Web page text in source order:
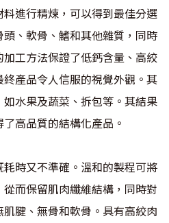
進行精煉，可以得到最佳分選
、軟骨、鰭和其他雜質，同時
工方法保證了低鈣含量、高絞
產品令人信服的視覺外觀。其
水果及蔬菜、拆包等。其結果
高品質的結構化產品。
時又不準確。溫和的製程可將
而保留肌肉纖維結構，同時對
腱、無骨和軟骨。具有高絞肉